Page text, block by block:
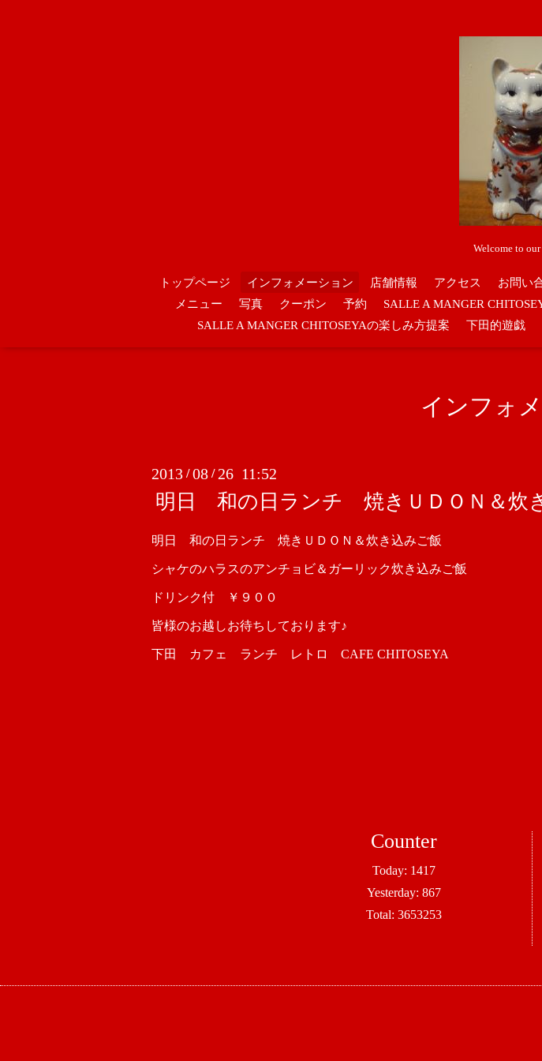
Welcome to
トップページ インフォメーション 店舗情報 アクセス お問い
メニュー
写真 クーポン 予約 SALLE A MANGER
SALLE A MANGER CHITOSEYAの楽しみ方提案
下田的遊戯
インフォ
2013 /08 / 26 11:52
明日 和の日ランチ 焼きＵＤＯＮ＆炊
明日 和の日ランチ 焼きＵＤＯＮ＆炊き込みご飯
シャケのハラスのアンチョビ＆ガーリック炊き込みご飯
ドリンク付 ￥９００
皆様のお越しお待ちしております♪
下田 カフェ ランチ レトロ CAFE CHITOSEYA
Counter
Today: 1417
Yesterday: 867
Total: 3653253